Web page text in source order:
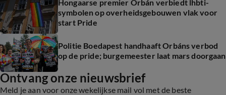
Hongaarse premier Orbán verbiedt lhbti-
symbolen op overheidsgebouwen vlak voor
start Pride
Politie Boedapest handhaaft Orbáns verbod
op de pride; burgemeester laat mars doorgaan
Ontvang onze nieuwsbrief
Meld je aan voor onze wekelijkse mail vol met de beste